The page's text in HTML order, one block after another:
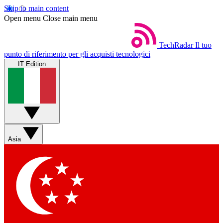
Skip to main content
Open menu Close main menu
TechRadar Il tuo
punto di riferimento per gli acquisti tecnologici
IT Edition
Asia